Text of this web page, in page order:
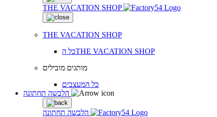
THE VACATION SHOP
THE VACATION SHOP
כל הTHE VACATION SHOP
מותגים מובילים
כל המעצבים
הלבשה תחתונה